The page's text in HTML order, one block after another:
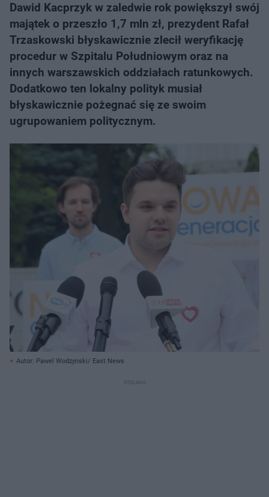
Dawid Kacprzyk w zaledwie rok powiększył swój
majątek o przeszło 1,7 mln zł, prezydent Rafał
Trzaskowski błyskawicznie zlecił weryfikację
procedur w Szpitalu Południowym oraz na
innych warszawskich oddziałach ratunkowych.
Dodatkowo ten lokalny polityk musiał
błyskawicznie pożegnać się ze swoim
ugrupowaniem politycznym.
Autor: Pawel Wodzynski/ East News